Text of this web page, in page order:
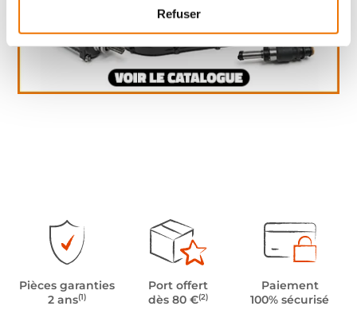
Refuser
Pièces garanties
2 ans(1)
Port offert
dès 80 €(2)
Paiement
100% sécurisé